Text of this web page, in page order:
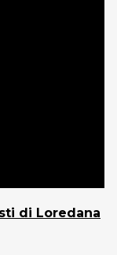
di Loredana